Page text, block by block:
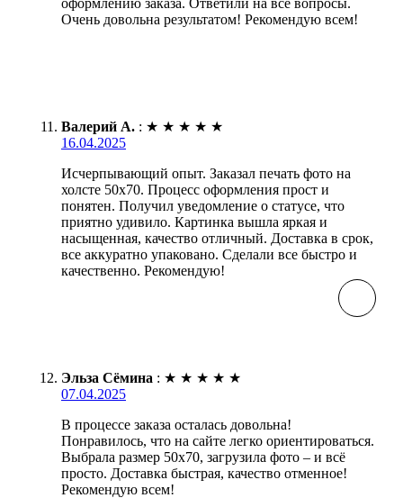
Очень довольна результатом! Рекомендую всем!
Валерий А. : ★ ★ ★ ★ ★
16.04.2025
Исчерпывающий опыт. Заказал печать фото на
холсте 50х70. Процесс оформления прост и
понятен. Получил уведомление о статусе, что
приятно удивило. Картинка вышла яркая и
насыщенная, качество отличный. Доставка в срок,
все аккуратно упаковано. Сделали все быстро и
качественно. Рекомендую!
Эльза Сёмина : ★ ★ ★ ★ ★
07.04.2025
В процессе заказа осталась довольна!
Понравилось, что на сайте легко ориентироваться.
Выбрала размер 50х70, загрузила фото – и всё
просто. Доставка быстрая, качество отменное!
Рекомендую всем!